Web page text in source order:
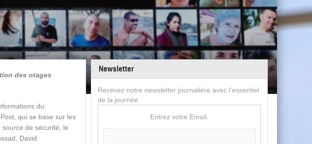
des otages
du
qui se base sur les
source de sécurité, le
David
Newsletter
Recevez notre newsletter journalière avec l'essentiel
de la journée
Entrez votre Email: